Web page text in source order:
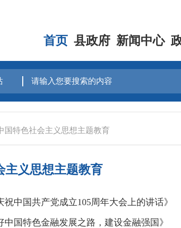
首页 县政府 新闻中心
国特色社会主义思想主题教育
主义思想主题教育
中国共产党成立105周年大会上的讲话》
国特色金融发展之路，建设金融强国》